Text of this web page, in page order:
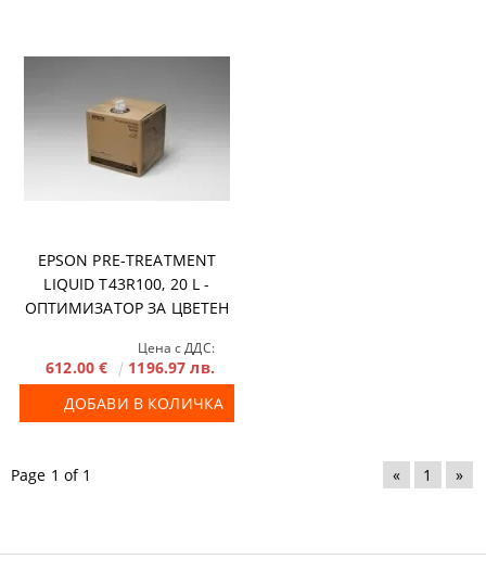
EPSON PRE-TREATMENT
LIQUID T43R100, 20 L -
ОПТИМИЗАТОР ЗА ЦВЕТЕН
Цена с ДДС:
612.00 €
1196.97 лв.
ДОБАВИ В КОЛИЧКА
Page 1 of 1 « 1 »